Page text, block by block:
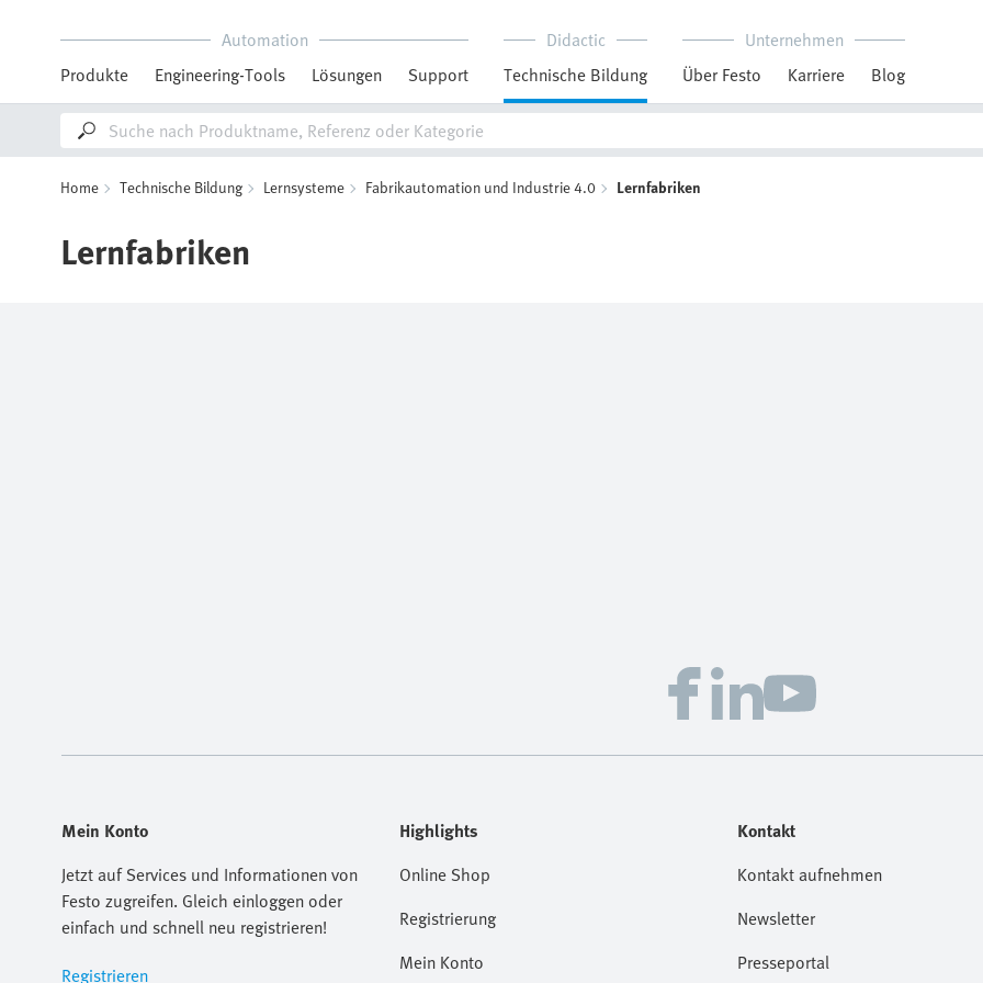
Automation
Produkte
Engineering-Tools Lösungen Support
Didactic
Technische Bildung
Unternehmen
Über Festo
Karriere Blog
Home Technische Bildung Lernsysteme Fabrikautomation und Industrie 4.0 Lernfabriken
Lernfabriken
Mein Konto
Jetzt auf Services und Informationen von
Festo zugreifen. Gleich einloggen oder
einfach und schnell neu registrieren!
Registrieren
Highlights
Online Shop
Registrierung
Mein Konto
Kontakt
Kontakt aufnehmen
Newsletter
Presseportal